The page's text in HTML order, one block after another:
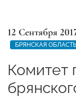
12 Сентября
БРЯНСКАЯ ОБЛАСТЬ
Комитет